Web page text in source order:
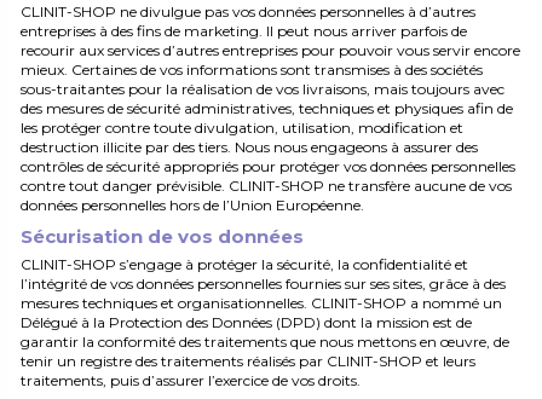
CLINIT-SHOP ne divulgue pas vos données personnelles à d’autres
entreprises à des fins de marketing. Il peut nous arriver parfois de
recourir aux services d’autres entreprises pour pouvoir vous servir encore
mieux. Certaines de vos informations sont transmises à des sociétés
sous-traitantes pour la réalisation de vos livraisons, mais toujours avec
des mesures de sécurité administratives, techniques et physiques afin de
les protéger contre toute divulgation, utilisation, modification et
destruction illicite par des tiers. Nous nous engageons à assurer des
contrôles de sécurité appropriés pour protéger vos données personnelles
contre tout danger prévisible. CLINIT-SHOP ne transfère aucune de vos
données personnelles hors de l’Union Européenne.
Sécurisation de vos données
CLINIT-SHOP s’engage à protéger la sécurité, la confidentialité et
l’intégrité de vos données personnelles fournies sur ses sites, grâce à des
mesures techniques et organisationnelles. CLINIT-SHOP a nommé un
Délégué à la Protection des Données (DPD) dont la mission est de
garantir la conformité des traitements que nous mettons en œuvre, de
tenir un registre des traitements réalisés par CLINIT-SHOP et leurs
traitements, puis d’assurer l’exercice de vos droits.